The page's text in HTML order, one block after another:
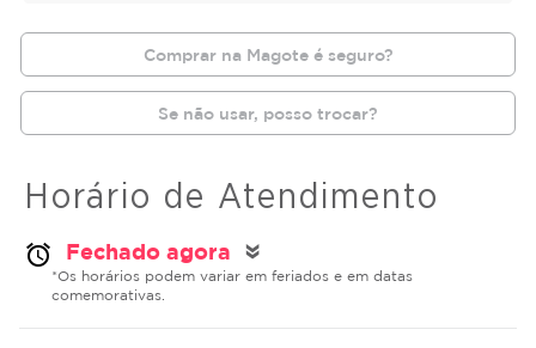
Comprar na Magote é seguro?
Se não usar, posso trocar?
Horário de Atendimento
alarm Fechado agora double_arrow
*Os horários podem variar em feriados e em datas
comemorativas.